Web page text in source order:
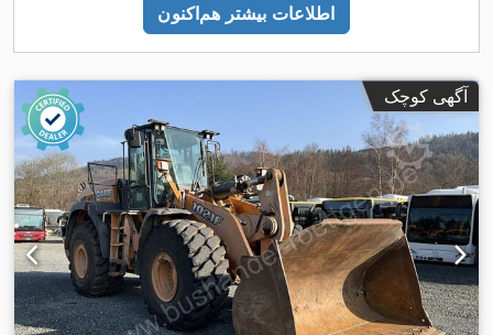
اطلاعات بیشتر هم‌اکنون
آگهی کوچک